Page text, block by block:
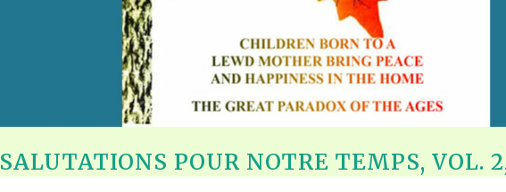
SALUTATIONS POUR NOTRE TEMPS, VOL.